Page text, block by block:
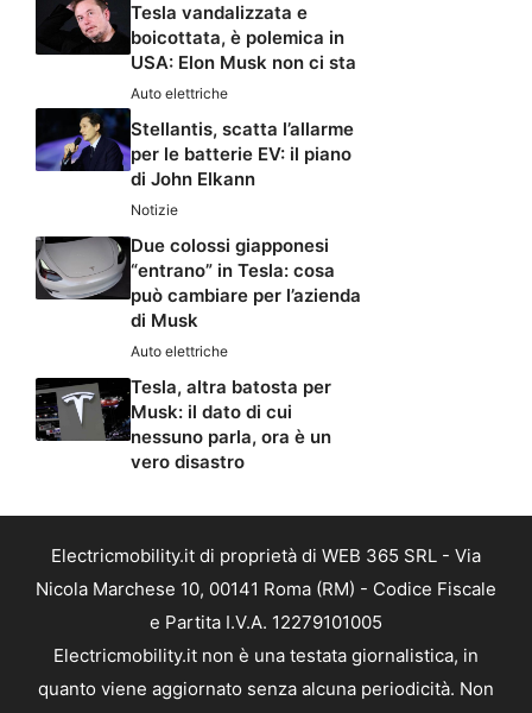
Tesla vandalizzata e
boicottata, è polemica in
USA: Elon Musk non ci sta
Auto elettriche
Stellantis, scatta l’allarme
per le batterie EV: il piano
di John Elkann
Notizie
Due colossi giapponesi
“entrano” in Tesla: cosa
può cambiare per l’azienda
di Musk
Auto elettriche
Tesla, altra batosta per
Musk: il dato di cui
nessuno parla, ora è un
vero disastro
Electricmobility.it di proprietà di WEB 365 SRL - Via
Nicola Marchese 10, 00141 Roma (RM) - Codice Fiscale
e Partita I.V.A. 12279101005
Electricmobility.it non è una testata giornalistica, in
quanto viene aggiornato senza alcuna periodicità. Non